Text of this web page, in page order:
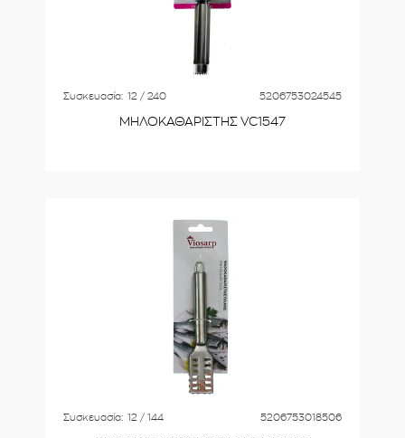
Συσκευασία: 12 / 240 5206753024545
ΜΗΛΟΚΑΘΑΡΙΣΤΗΣ VC1547
Συσκευασία: 12 / 144 5206753018506